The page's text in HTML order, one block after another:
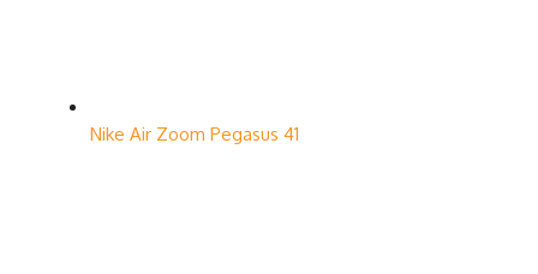
Nike Air Zoom Pegasus 41